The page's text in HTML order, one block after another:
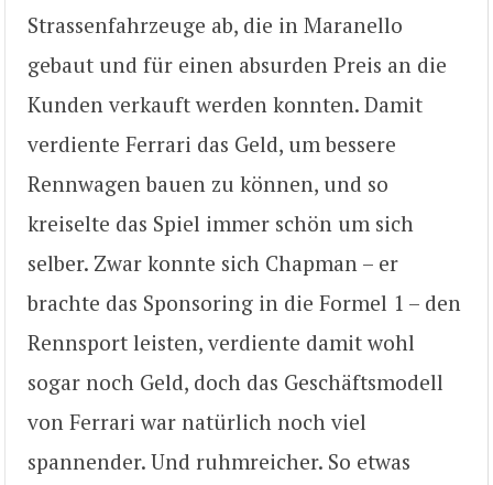
Strassenfahrzeuge ab, die in Maranello
gebaut und für einen absurden Preis an die
Kunden verkauft werden konnten. Damit
verdiente Ferrari das Geld, um bessere
Rennwagen bauen zu können, und so
kreiselte das Spiel immer schön um sich
selber. Zwar konnte sich Chapman – er
brachte das Sponsoring in die Formel 1 – den
Rennsport leisten, verdiente damit wohl
sogar noch Geld, doch das Geschäftsmodell
von Ferrari war natürlich noch viel
spannender. Und ruhmreicher. So etwas